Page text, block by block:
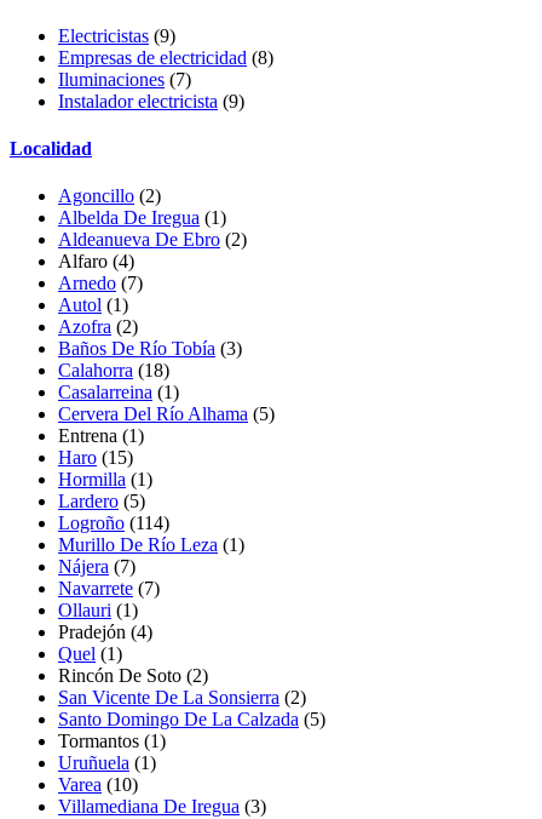
Electricistas (9)
Empresas de electricidad (8)
Iluminaciones (7)
Instalador electricista (9)
Localidad
Agoncillo (2)
Albelda De Iregua (1)
Aldeanueva De Ebro (2)
Alfaro (4)
Arnedo (7)
Autol (1)
Azofra (2)
Baños De Río Tobía (3)
Calahorra (18)
Casalarreina (1)
Cervera Del Río Alhama (5)
Entrena (1)
Haro (15)
Hormilla (1)
Lardero (5)
Logroño (114)
Murillo De Río Leza (1)
Nájera (7)
Navarrete (7)
Ollauri (1)
Pradejón (4)
Quel (1)
Rincón De Soto (2)
San Vicente De La Sonsierra (2)
Santo Domingo De La Calzada (5)
Tormantos (1)
Uruñuela (1)
Varea (10)
Villamediana De Iregua (3)